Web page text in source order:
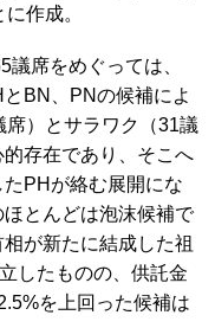
作成。
席をめぐっては、
と BN、PNの候補によ
）とサラワク（31議
存在であり、そこへ
PH が絡む展開にな
とんどは泡沫候補で
が新たに結成した祖
したものの、供託金
を上回った候補は